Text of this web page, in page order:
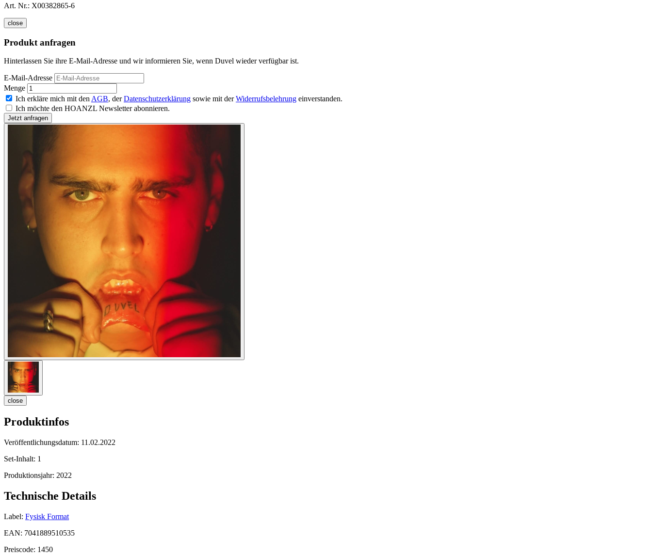
Art. Nr.: X00382865-6
close
Produkt anfragen
Hinterlassen Sie ihre E-Mail-Adresse und wir informieren Sie, wenn Duvel wieder verfügbar ist.
E-Mail-Adresse
Menge
Ich erkläre mich mit den AGB, derDatenschutzerklärung sowie mit derWiderrufsbelehrung einverstanden.
Ich möchte den HOANZL Newsletter abonnieren.
close
Produktinfos
Veröffentlichungsdatum: 11.02.2022
Set-Inhalt: 1
Produktionsjahr: 2022
Technische Details
Label: Fysisk Format
EAN: 7041889510535
Preiscode: 1450